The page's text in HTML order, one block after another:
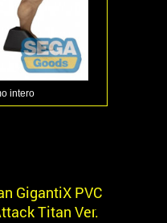
intero
GigantiX PVC
Titan Ver.